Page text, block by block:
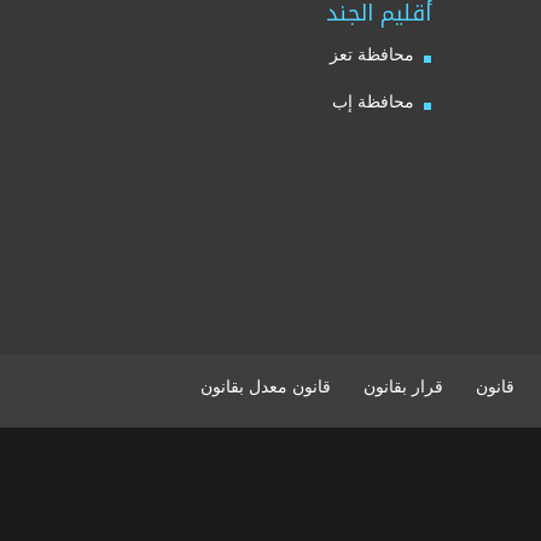
أقليم الجند
محافظة تعز
محافظة إب
قانون قرار بقانون قانون معدل بقانون